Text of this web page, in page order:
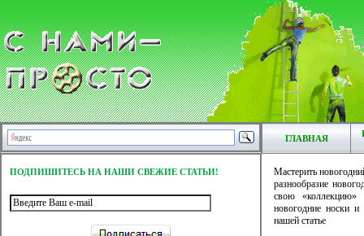
ГЛАВНАЯ
ПОДПИШИТЕСЬ НА НАШИ СВЕЖИЕ СТАТЬИ!
Мастерить
разнообразие
свою
новогодние носки
нашей статье